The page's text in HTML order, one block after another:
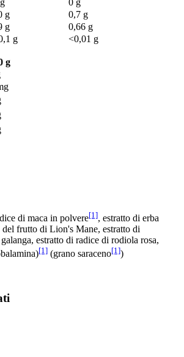
g
0,7 g
g
0,66 g
g
<0,01 g
g
di maca in polvere[1], estratto di erba
del frutto di Lion's Mane, estratto di
estratto di radice di rodiola rosa,
[1] (grano saraceno[1])